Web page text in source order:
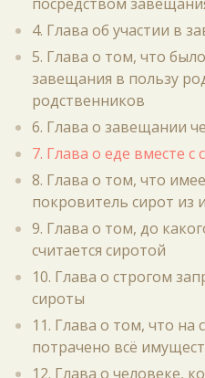
4. Глава об участии в
5. Глава о том, что
завещания в пользу
родственников
6. Глава о завещании
7. Глава о еде вместе с
8. Глава о том, что
покровитель сирот из
9. Глава о том, до
считается сиротой
10. Глава о строгом
сироты
11. Глава о том, что
потрачено всё
12. Глава о человеке,